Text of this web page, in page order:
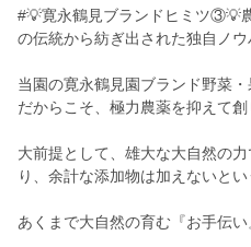
#💡寛永鶴見ブランドヒミツ③💡
の伝統から紡ぎ出された独自ノウ
当園の寛永鶴見園ブランド野菜
だからこそ、極力農薬を抑えて創
大前提として、雄大な大自然の
り、余計な添加物は加えないとい
あくまで大自然の育む『お手伝い